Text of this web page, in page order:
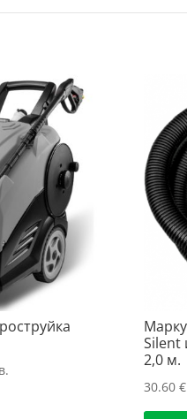
Silent
2,0 м.
30.60 €